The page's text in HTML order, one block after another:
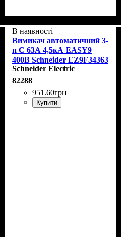
В наявності
Вимикач автоматичний 3-
п С 63А 4,5кА EASY9
400В Schneider EZ9F34363
Schneider Electric
82288
951 .60грн
Купити